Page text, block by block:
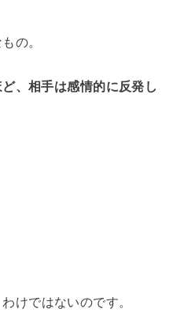
の。
、相手は感情的に反発し
わけではないのです。